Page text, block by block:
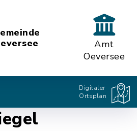
Amt
Oeversee
Digitaler
Ortsplan